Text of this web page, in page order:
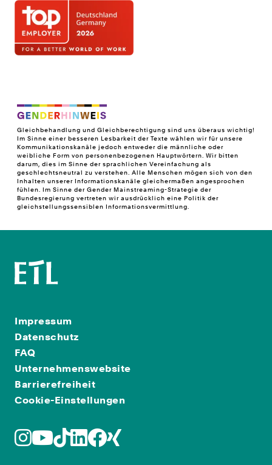
Gleichbehandlung und Gleichberechtigung sind uns überaus wichtig!
Im Sinne einer besseren Lesbarkeit der Texte wählen wir für unsere
Kommunikationskanäle jedoch entweder die männliche oder
weibliche Form von personenbezogenen Hauptwörtern. Wir bitten
darum, dies im Sinne der sprachlichen Vereinfachung als
geschlechtsneutral zu verstehen. Alle Menschen mögen sich von den
Inhalten unserer Informationskanäle gleichermaßen angesprochen
fühlen. Im Sinne der Gender Mainstreaming-Strategie der
Bundesregierung vertreten wir ausdrücklich eine Politik der
gleichstellungssensiblen Informationsvermittlung.
Impressum
Datenschutz
FAQ
Unternehmenswebsite
Barrierefreiheit
Cookie-Einstellungen